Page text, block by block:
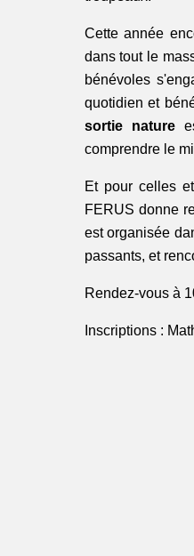
Cette année
dans tout le
bénévoles
sortie nature
comprendre le
Et pour celles
FERUS donne
est organisée
passants, et
Rendez-vous à
Inscriptions :